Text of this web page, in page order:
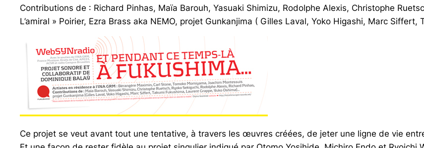
Contributions de : Richard Pinhas, Maïa Barouh, Yasuaki Shimizu, Rodolphe Alexis, Christophe
L’amiral » Poirier, Ezra Brass aka NEMO, projet Gunkanjima ( Gilles Laval, Yoko Higashi, Marc
Ce projet se veut avant tout une tentative, à travers les œuvres créées, de jeter une ligne de vie